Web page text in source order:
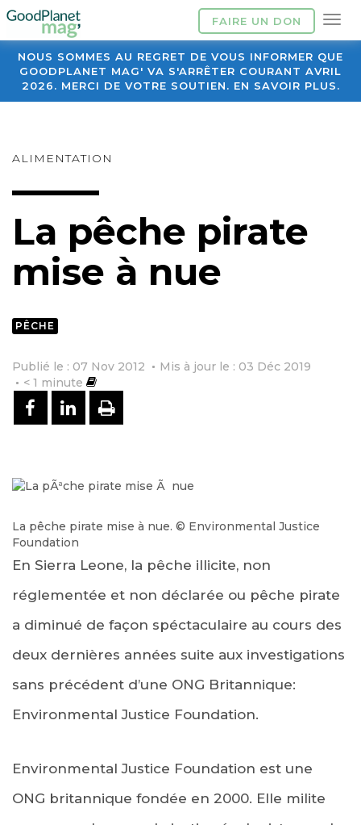
FAIRE UN DON
NOUS SOMMES AU REGRET DE VOUS INFORMER QUE
GOODPLANET MAG' VA S'ARRÊTER COURANT AVRIL
2026. MERCI DE VOTRE SOUTIEN. EN SAVOIR PLUS.
ALIMENTATION
La pêche pirate
mise à nue
PÊCHE
Publié le : 07 Nov 2012
Mis à jour le : 03 Déc 2019
< 1 minute
PARTAGER SUR FACEBOOK
PARTAGER SUR LINKEDIN
IMPRIMER
La pêche pirate mise à nue. © Environmental Justice
Foundation
En Sierra Leone, la pêche illicite, non
réglementée et non déclarée ou pêche pirate
a diminué de façon spéctaculaire au cours des
deux dernières années suite aux investigations
sans précédent d’une ONG Britannique:
Environmental Justice Foundation.
Environmental Justice Foundation est une
ONG britannique fondée en 2000. Elle milite